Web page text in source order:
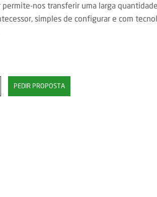
nos transferir uma larga
simples de configurar e com
PEDIR PROPOSTA